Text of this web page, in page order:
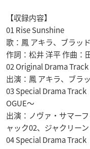
【収録内容】
01 Rise Sunshine
歌：鳳 アキラ、ブラッ
作詞：松井 洋平 作曲：
02 Original Drama
出演：鳳 アキラ、ブラ
03 Special Drama Track
OGUE～
出演：ノヴァ・サマー
ャック02、ジャクリーン
04 Special Drama Track